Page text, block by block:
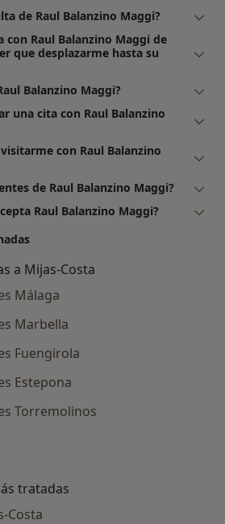
de Raul Balanzino Maggi?
con Raul Balanzino Maggi de
que desplazarme hasta su
Balanzino Maggi?
una cita con Raul Balanzino
con Raul Balanzino
de Raul Balanzino Maggi?
Raul Balanzino Maggi?
a Mijas-Costa
Málaga
Marbella
Fuengirola
Estepona
Torremolinos
tratadas
Costa